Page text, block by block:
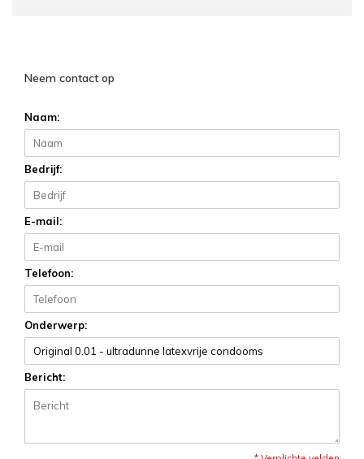
Neem contact op
Naam:
Bedrijf:
E-mail:
Telefoon:
Onderwerp:
Bericht: